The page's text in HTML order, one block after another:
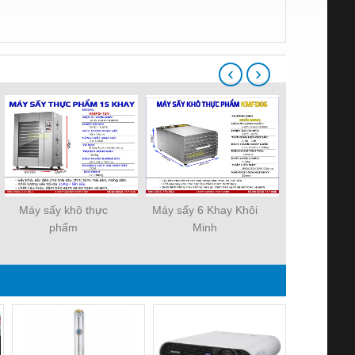
Máy sấy khô thực
phẩm
Máy sấy 6 Khay Khôi
Minh
‹ ›